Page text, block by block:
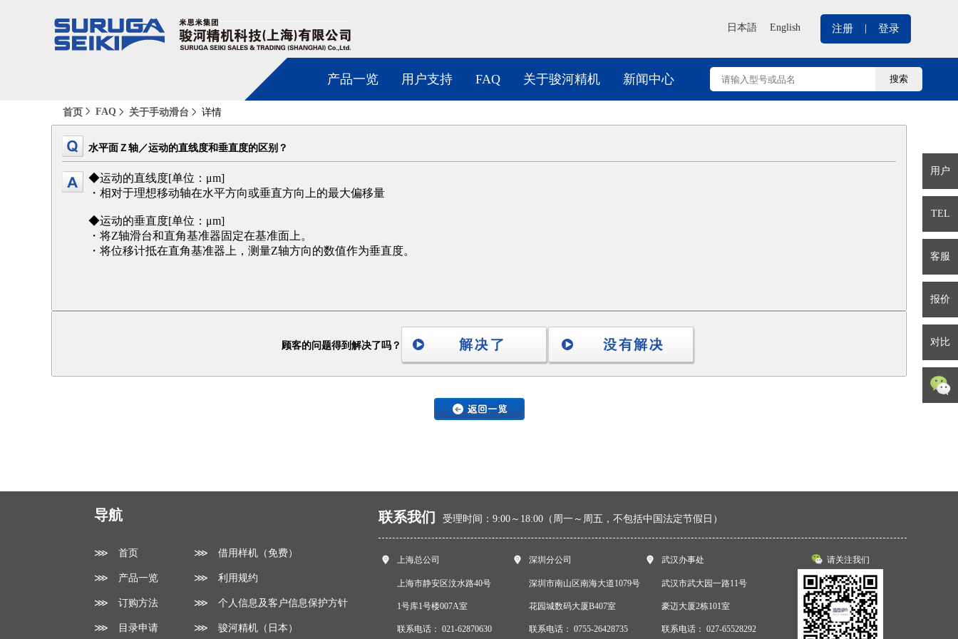
日本語 English 注册 | 登录
产品一览 用户支持 FAQ 关于骏河精机 新闻中心
首页 FAQ 关于手动滑台 详情
水平面Ｚ轴／运动的直线度和垂直度的区别？
◆运动的直线度[单位：μm]
・相对于理想移动轴在水平方向或垂直方向上的最大偏移量
◆运动的垂直度[单位：μm]
・将Z轴滑台和直角基准器固定在基准面上。
・将位移计抵在直角基准器上，测量Z轴方向的数值作为垂直度。
顾客的问题得到解决了吗？
导航
⋙ 首页
⋙ 产品一览
⋙ 订购方法
⋙ 目录申请
⋙ 借用样机（免费）
⋙ 利用规约
⋙ 个人信息及客户信息保护方针
⋙ 骏河精机（日本）
联系我们 受理时间：9:00～18:00（周一～周五，不包括中国法定节假日）
上海总公司
上海市静安区汶水路40号
1号库1号楼007A室
联系电话： 021-62870630
深圳分公司
深圳市南山区南海大道1079号
花园城数码大厦B407室
联系电话：0755-26428735
武汉办事处
武汉市武大园一路11号
豪迈大厦2栋101室
联系电话： 027-65528292
请关注我们
用户
TEL
客服
报价
对比